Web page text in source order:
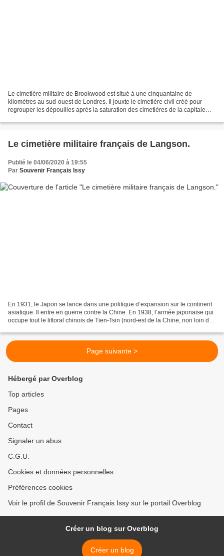
Le cimetière militaire de Brookwood est situé à une cinquantaine de
kilomètres au sud-ouest de Londres. Il jouxte le cimetière civil créé pour
regrouper les dépouilles après la saturation des cimetières de la capitale
Le cimetière militaire français de Langson.
Publié le 04/06/2020 à 19:55
Par Souvenir Français Issy
En 1931, le Japon se lance dans une politique d’expansion sur le continent
asiatique. Il entre en guerre contre la Chine. En 1938, l’armée japonaise qui
occupe tout le littoral chinois de Tien-Tsin (nord-est de la Chine, non loin de
Page suivante >
Hébergé par Overblog
Top articles
Pages
Contact
Signaler un abus
C.G.U.
Cookies et données personnelles
Préférences cookies
Voir le profil de Souvenir Français Issy sur le portail Overblog
Créer un blog sur Overblog
Créer un blog